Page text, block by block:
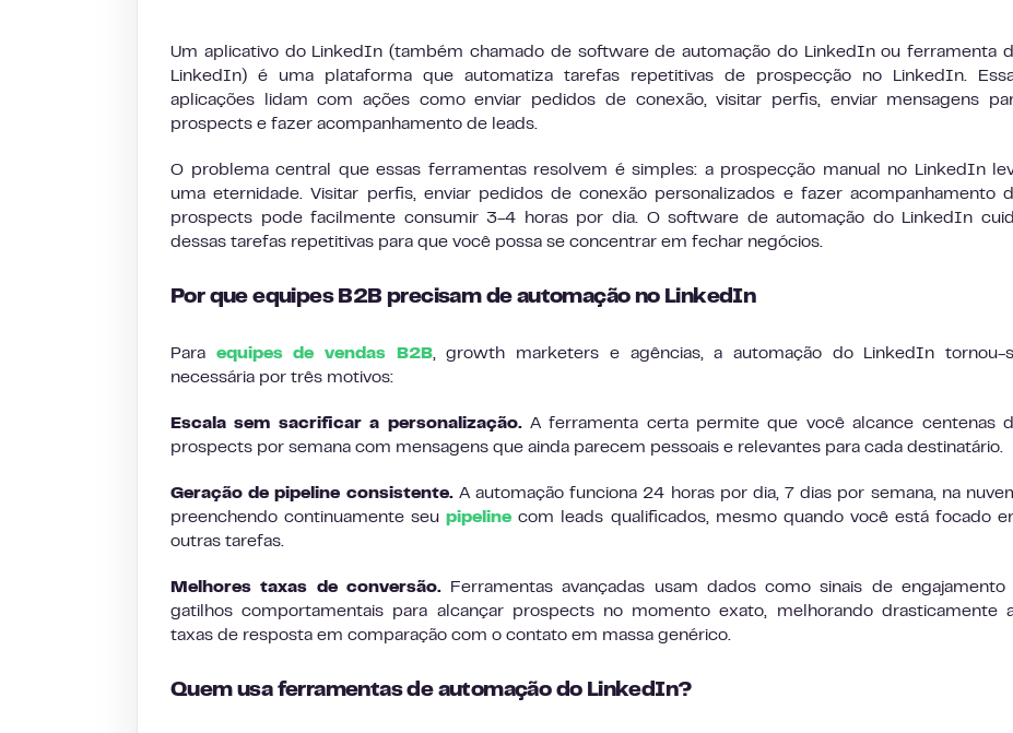
Um aplicativo do LinkedIn (também chamado de software de automação do LinkedIn ou ferramenta
LinkedIn) é uma plataforma que automatiza tarefas repetitivas de prospecção no LinkedIn.
aplicações lidam com ações como enviar pedidos de conexão, visitar perfis, enviar mensagens
prospects e fazer acompanhamento de leads.
O problema central que essas ferramentas resolvem é simples: a prospecção manual no LinkedIn
uma eternidade. Visitar perfis, enviar pedidos de conexão personalizados e fazer acompanhamento
prospects pode facilmente consumir 3-4 horas por dia. O software de automação do LinkedIn
dessas tarefas repetitivas para que você possa se concentrar em fechar negócios.
Por que equipes B2B precisam de automação no LinkedIn
Para equipes de vendas B2B, growth marketers e agências, a automação do LinkedIn tornou-
necessária por três motivos:
Escala sem sacrificar a personalização.A ferramenta certa permite que você alcance centenas
prospects por semana com mensagens que ainda parecem pessoais e relevantes para cada destinatário.
Geração de pipeline consistente.A automação funciona 24 horas por dia, 7 dias por semana, na
preenchendo continuamente seupipeline com leads qualificados, mesmo quando você está focado
outras tarefas.
Melhores taxas de conversão.Ferramentas avançadas usam dados como sinais de engajamento
gatilhos comportamentais para alcançar prospects no momento exato, melhorando drasticamente
taxas de resposta em comparação com o contato em massa genérico.
Quem usa ferramentas de automação do LinkedIn?